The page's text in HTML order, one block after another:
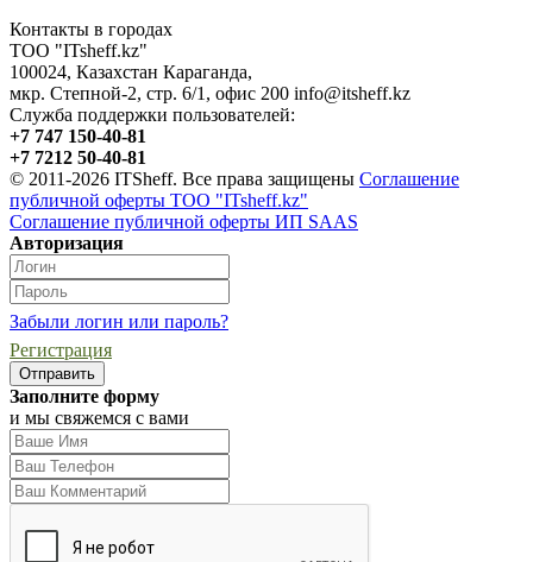
Контакты в городах
ТОО "ITsheff.kz"
100024, Казахстан Караганда,
мкр. Степной-2, стр. 6/1, офис 200 info@itsheff.kz
Служба поддержки пользователей:
+7 747 150-40-81
+7 7212 50-40-81
© 2011-2026 ITSheff. Все права защищены Соглашение
публичной оферты ТОО "ITsheff.kz"
Соглашение публичной оферты ИП SAAS
Авторизация
Забыли логин или пароль?
Регистрация
Заполните форму
и мы свяжемся с вами